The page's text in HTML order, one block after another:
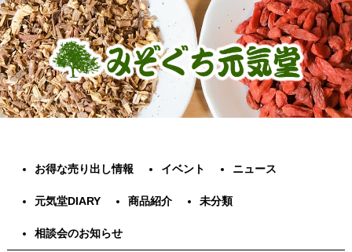
お得な売り出し情報 イベント ニュース
元気堂DIARY 商品紹介 未分類
相談会のお知らせ